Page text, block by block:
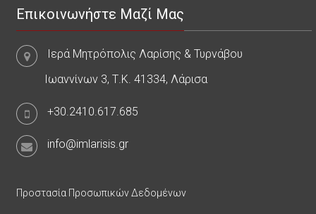
Επικοινωνήστε Μαζί Μας
Ιερά Μητρόπολις Λαρίσης & Τυρνάβου
Ιωαννίνων 3, Τ.Κ. 41334, Λάρισα
+30.2410.617.685
info@imlarisis.gr
Προστασία Προσωπικών Δεδομένων